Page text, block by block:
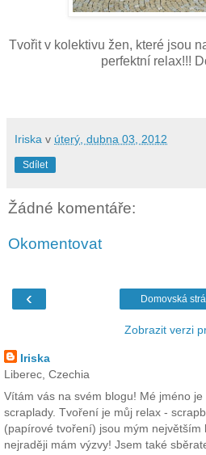
Tvořit v kolektivu žen, které jsou
perfektní relax!!!
Iriska v úterý, dubna 03, 2012
Sdílet
Žádné komentáře:
Okomentovat
‹ Domovská
Zobrazit verzi
Iriska
Liberec, Czechia
Vítám vás na svém blogu! Mé jméno
scraplady. Tvoření je můj relax -
(papírové tvoření) jsou mým
nejraději mám výzvy! Jsem také